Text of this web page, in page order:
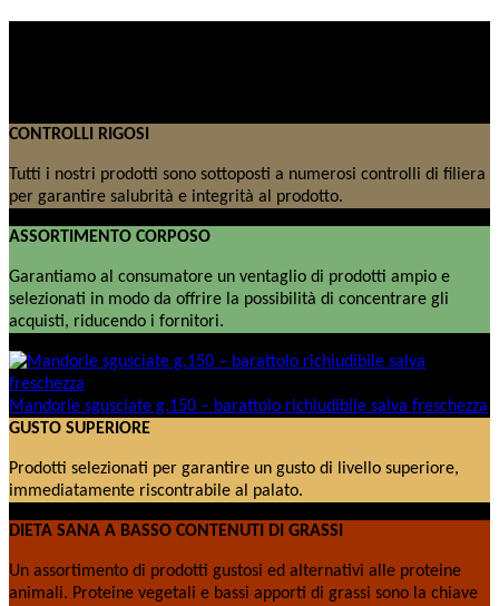
CONTROLLI RIGOSI
Tutti i nostri prodotti sono sottoposti a numerosi controlli di filiera
per garantire salubrità e integrità al prodotto.
ASSORTIMENTO CORPOSO
Garantiamo al consumatore un ventaglio di prodotti ampio e
selezionati in modo da offrire la possibilità di concentrare gli
acquisti, riducendo i fornitori.
Mandorle sgusciate g.150 – barattolo richiudibile salva freschezza
GUSTO SUPERIORE
Prodotti selezionati per garantire un gusto di livello superiore,
immediatamente riscontrabile al palato.
DIETA SANA A BASSO CONTENUTI DI GRASSI
Un assortimento di prodotti gustosi ed alternativi alle proteine
animali. Proteine vegetali e bassi apporti di grassi sono la chiave